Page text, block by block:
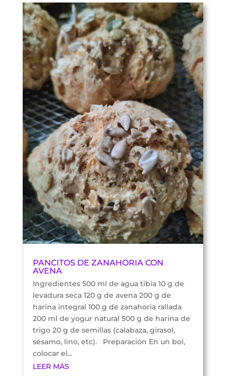
PANCITOS DE ZANAHORIA CON
AVENA
Ingredientes 500 ml de agua tibia 10 g de
levadura seca 120 g de avena 200 g de
harina integral 100 g de zanahoria rallada
200 ml de yogur natural 500 g de harina de
trigo 20 g de semillas (calabaza, girasol,
sésamo, lino, etc). Preparación En un bol,
colocar el...
LEER MÁS